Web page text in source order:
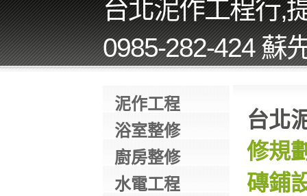
台北泥作工程行,
0985-282-424 蘇
泥作工程
浴室整修
廚房整修
水電工程
台北
修規
磚鋪